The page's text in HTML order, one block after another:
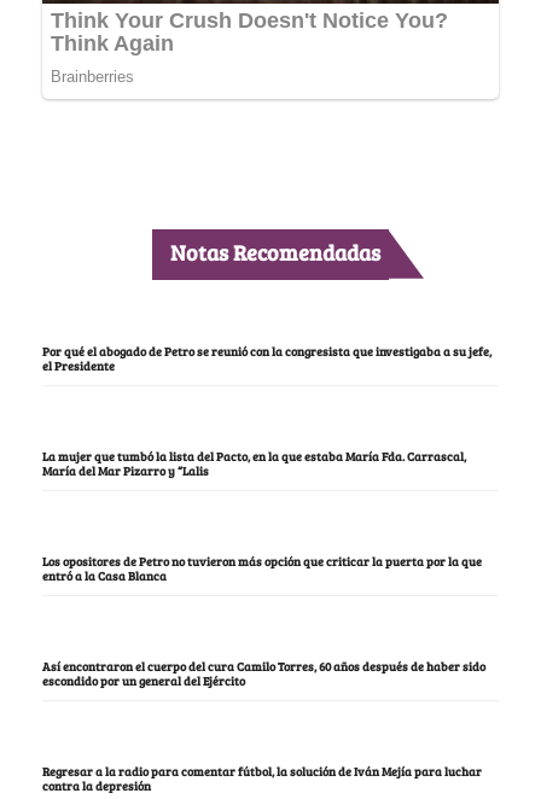
Notas Recomendadas
Por qué el abogado de Petro se reunió con la congresista que investigaba a su jefe,
el Presidente
La mujer que tumbó la lista del Pacto, en la que estaba María Fda. Carrascal,
María del Mar Pizarro y “Lalis
Los opositores de Petro no tuvieron más opción que criticar la puerta por la que
entró a la Casa Blanca
Así encontraron el cuerpo del cura Camilo Torres, 60 años después de haber sido
escondido por un general del Ejército
Regresar a la radio para comentar fútbol, la solución de Iván Mejía para luchar
contra la depresión